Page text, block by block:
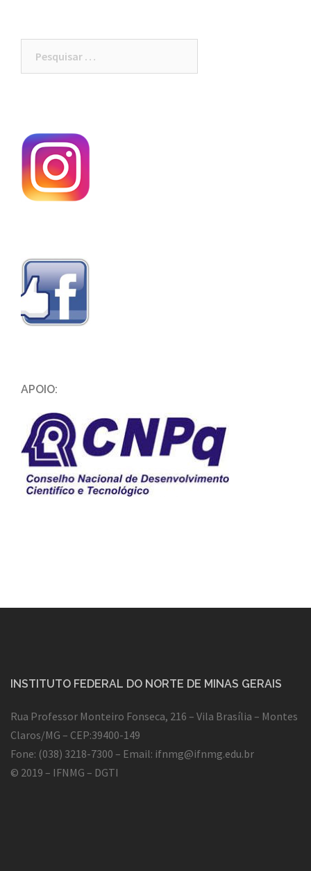
APOIO:
INSTITUTO FEDERAL DO NORTE DE MINAS GERAIS
Rua Professor Monteiro Fonseca, 216 – Vila Brasília – Montes
Claros/MG – CEP:39400-149
Fone: (038) 3218-7300 – Email: ifnmg@ifnmg.edu.br
© 2019 – IFNMG – DGTI